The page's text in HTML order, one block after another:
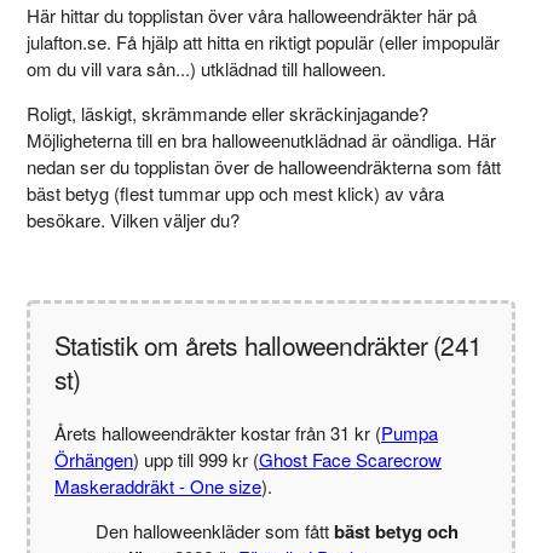
Här hittar du topplistan över våra halloweendräkter här på
julafton.se. Få hjälp att hitta en riktigt populär (eller impopulär
om du vill vara sån...) utklädnad till halloween.
Roligt, läskigt, skrämmande eller skräckinjagande?
Möjligheterna till en bra halloweenutklädnad är oändliga. Här
nedan ser du topplistan över de halloweendräkterna som fått
bäst betyg (flest tummar upp och mest klick) av våra
besökare. Vilken väljer du?
Statistik om årets halloweendräkter (241
st)
Årets halloweendräkter kostar från 31 kr (Pumpa
Örhängen) upp till 999 kr (Ghost Face Scarecrow
Maskeraddräkt - One size).
Den halloweenkläder som fåttbäst betyg och